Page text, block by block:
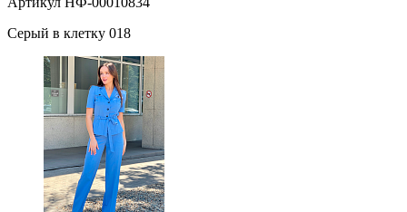
Серый в клетку 018